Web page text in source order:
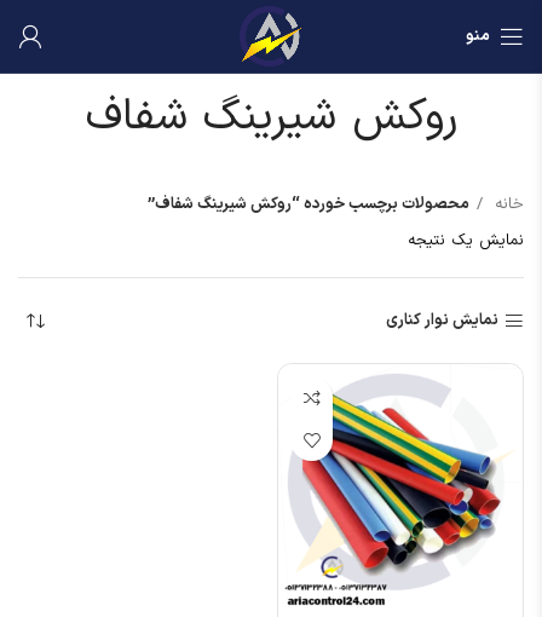
منو
روکش شیرینگ شفاف
خانه
محصولات برچسب خورده “روکش شیرینگ شفاف”
نمایش یک نتیجه
نمایش نوار کناری